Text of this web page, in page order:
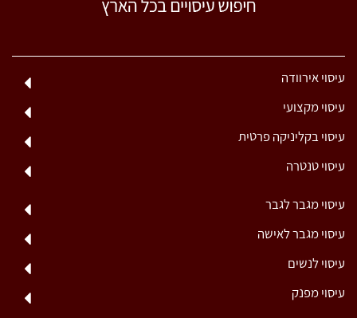
עיסוי אירוודה
עיסוי מקצועי
עיסוי בקליניקה פרטית
עיסוי טנטרה
עיסוי מגבר לגבר
עיסוי מגבר לאישה
עיסוי לנשים
עיסוי מפנק